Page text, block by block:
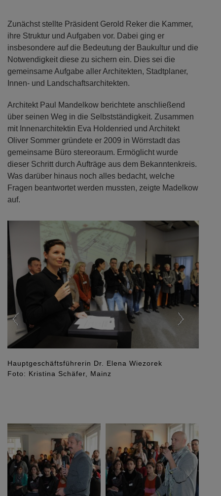
Zunächst stellte Präsident Gerold Reker die Kammer,
ihre Struktur und Aufgaben vor. Dabei ging er
insbesondere auf die Bedeutung der Baukultur und die
Notwendigkeit diese zu sichern ein. Dies sei die
gemeinsame Aufgabe aller Architekten, Stadtplaner,
Innen- und Landschaftsarchitekten.
Architekt Paul Mandelkow berichtete anschließend
über seinen Weg in die Selbstständigkeit. Zusammen
mit Innenarchitektin Eva Holdenried und Architekt
Oliver Sommer gründete er 2009 in Wörrstadt das
gemeinsame Büro stereoraum. Ermöglicht wurde
dieser Schritt durch Aufträge aus dem Bekanntenkreis.
Was darüber hinaus noch alles bedacht, welche
Fragen beantwortet werden mussten, zeigte Madelkow
auf.
Hauptgeschäftsführerin Dr. Elena Wiezorek
Foto: Kristina Schäfer, Mainz
Previous Next